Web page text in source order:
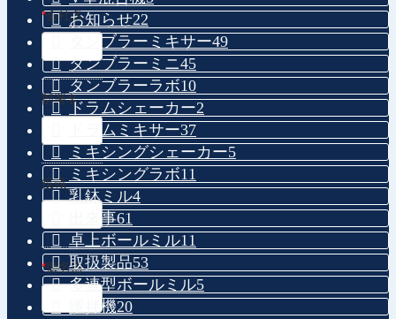
*会社名
部署名
役職
*御名前
お知らせ22
タンブラーミキサー49
タンブラーミニ45
タンブラーラボ10
ドラムシェーカー2
ドラムミキサー37
ミキシングシェーカー5
ミキシングラボ11
乳鉢ミル4
出来事61
卓上ボールミル11
取扱製品53
多連型ボールミル5
攪拌機20